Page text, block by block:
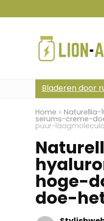
Bladeren door
Home »
serums-creme-
puur-
hoge-
doe-